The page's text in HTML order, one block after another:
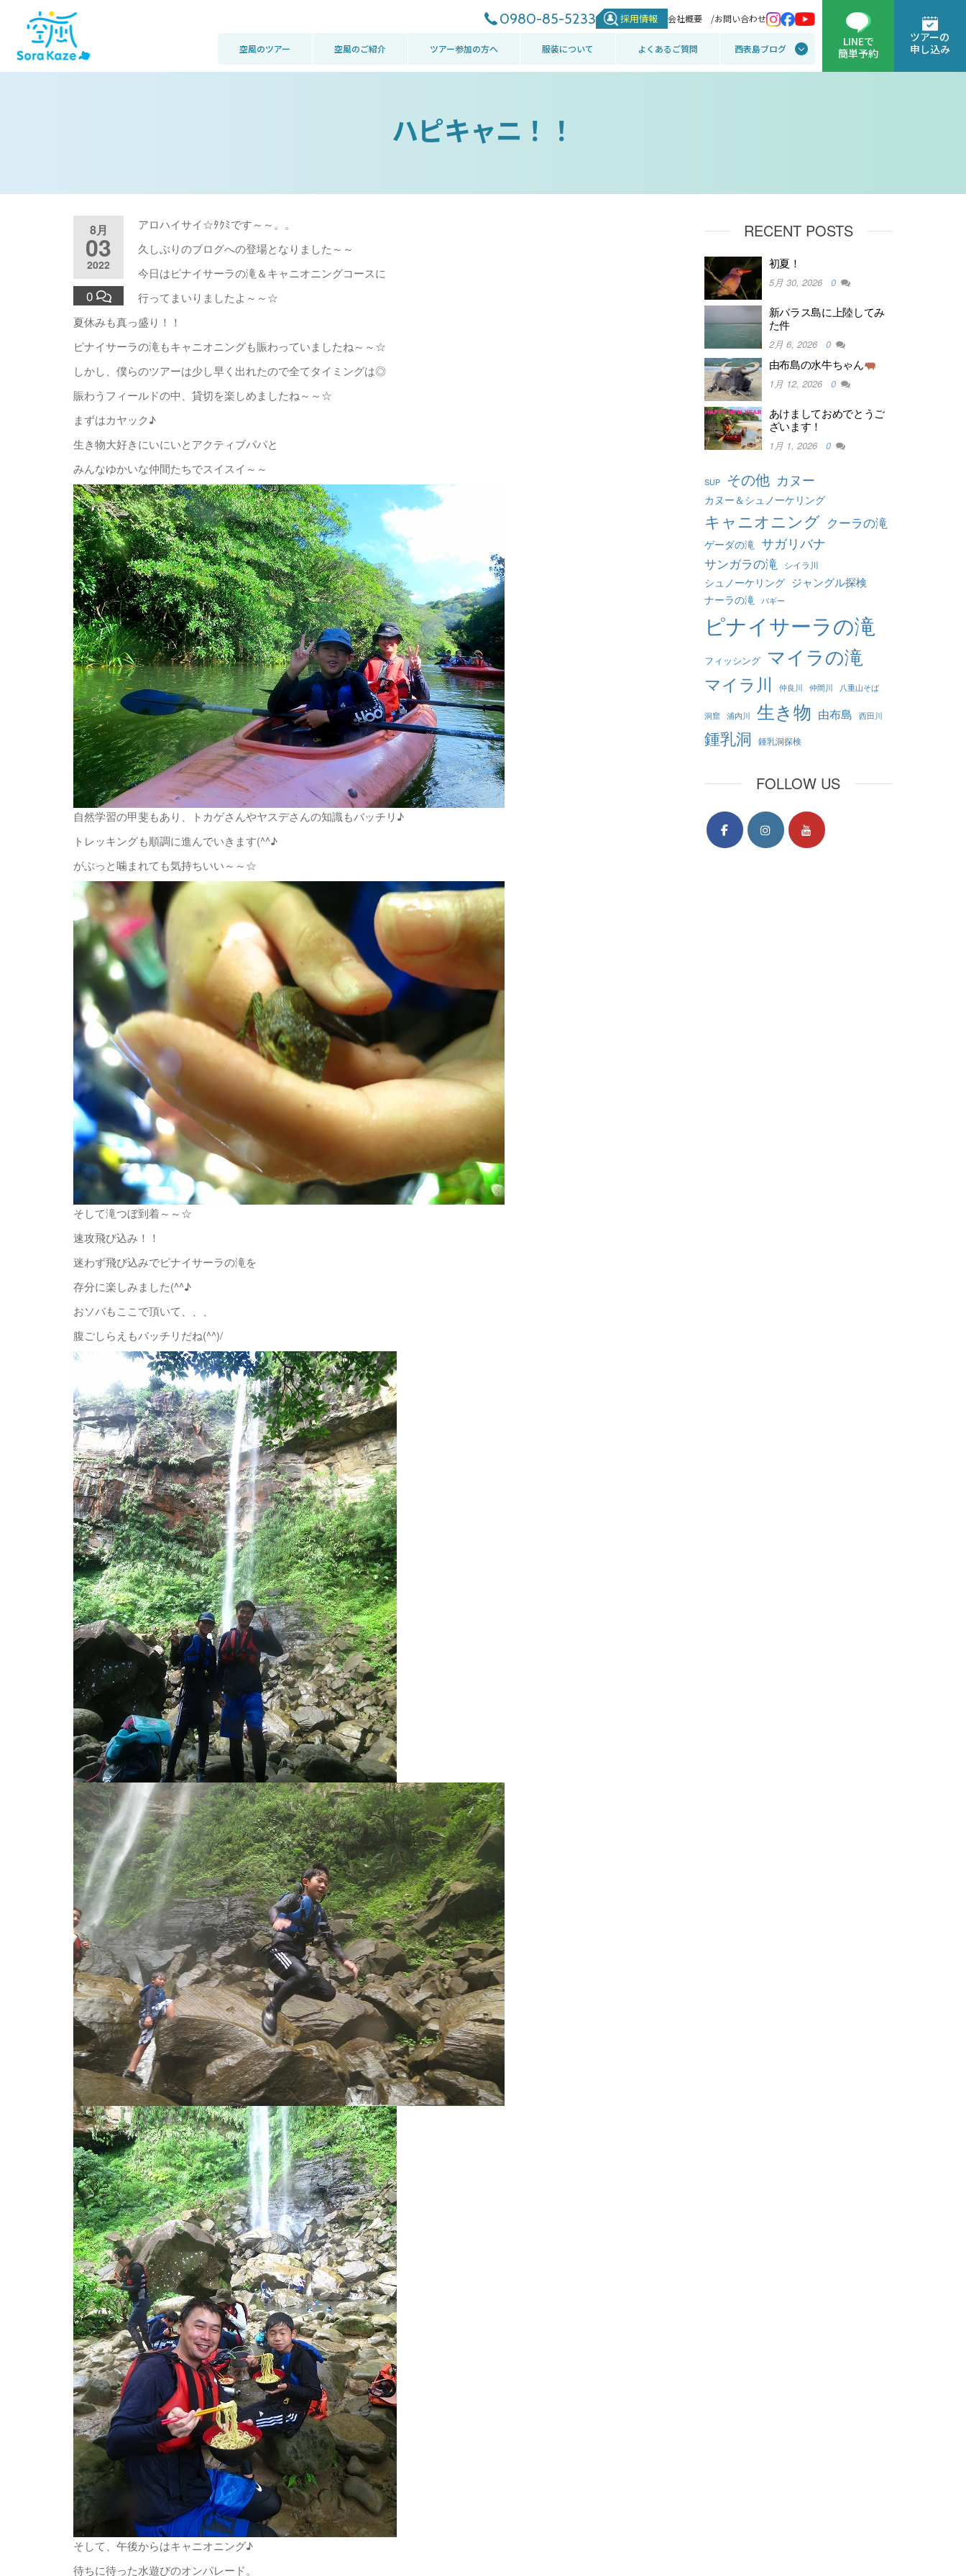
0980-85-5233 採用情報 会社概要 /お問い合わせ
空風のツアー 空風のご紹介 ツアー参加の方へ 服装について よくあるご質問 西表島ブログ
ツアーの
申し込み
LINEで
簡単予約
ハピキャニ！！
8月
03
2022
0
アロハイサイ☆ﾀｸﾐです～～。。
久しぶりのブログへの登場となりました～～
今日はピナイサーラの滝＆キャニオニングコースに
行ってまいりましたよ～～☆
夏休みも真っ盛り！！
ピナイサーラの滝もキャニオニングも賑わっていましたね～～☆
しかし、僕らのツアーは少し早く出れたので全てタイミングは◎
賑わうフィールドの中、貸切を楽しめましたね～～☆
まずはカヤック♪
生き物大好きにいにいとアクティブパパと
みんなゆかいな仲間たちでスイスイ～～
自然学習の甲斐もあり、トカゲさんやヤスデさんの知識もバッチリ♪
トレッキングも順調に進んでいきます(^^♪
がぶっと噛まれても気持ちいい～～☆
そして滝つぼ到着～～☆
速攻飛び込み！！
迷わず飛び込みでピナイサーラの滝を
存分に楽しみました(^^♪
おソバもここで頂いて、、、
腹ごしらえもバッチリだね(^^)/
そして、午後からはキャニオニング♪
待ちに待った水遊びのオンパレード。
RECENT POSTS
初夏！
5月 30, 2026 0
新バラス島に上陸してみ
た件
2月 6, 2026 0
由布島の水牛ちゃん
1月 12, 2026 0
あけましておめでとうご
ざいます！
1月 1, 2026 0
SUP その他 カヌー
カヌー＆シュノーケリング
キャニオニング クーラの滝
ゲーダの滝 サガリバナ
サンガラの滝
シイラ川
シュノーケリング ジャングル探検
ナーラの滝 バギー
ピナイサーラの滝
フィッシング マイラの滝
マイラ川 仲良川 仲間川 八重山そば
洞窟 浦内川 生き物 由布島 西田川
鍾乳洞 鍾乳洞探検
FOLLOW US